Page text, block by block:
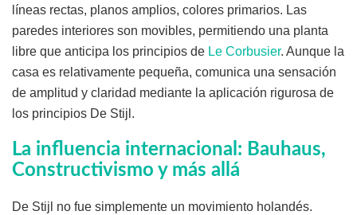
líneas rectas, planos amplios, colores primarios. Las
paredes interiores son movibles, permitiendo una planta
libre que anticipa los principios de Le Corbusier. Aunque la
casa es relativamente pequeña, comunica una sensación
de amplitud y claridad mediante la aplicación rigurosa de
los principios De Stijl.
La influencia internacional: Bauhaus,
Constructivismo y más allá
De Stijl no fue simplemente un movimiento holandés.